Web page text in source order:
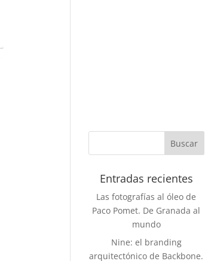
Entradas recientes
Las fotografías al óleo de
Paco Pomet. De Granada al
mundo
Nine: el branding
arquitectónico de Backbone.